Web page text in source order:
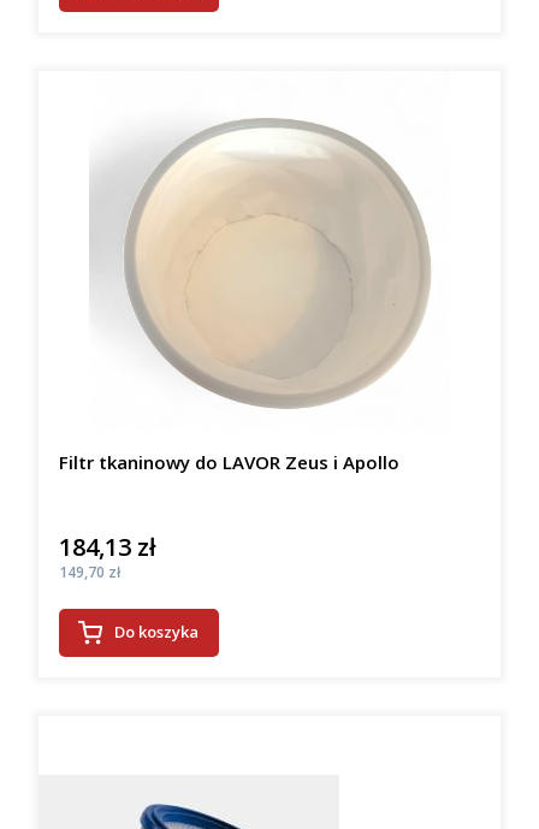
Filtr tkaninowy do LAVOR Zeus i Apollo
Cena
184,13 zł
Cena
149,70 zł
Do koszyka